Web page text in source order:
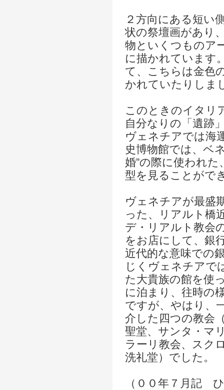
２方向にある短い
状の祭壇画があり
物といくつものア
に描かれています
て、こちらは金色
かれていたりしま
このときのイタリ
自分なりの「遺跡
ヴェネチアでは海
史博物館では、ベ
婚”の際に使われ
型を見ることがで
ヴェネチアが最盛
った、リアルト橋
デ・リアルト教会
をお店にして、銀
近代的な意味での
じくヴェネチアで
た大貴族の館を使
に泊まり、往時の
ですが、やはり、
介した四つの教会
聖堂、サンタ・マ
ラーリ教会、スク
洗礼堂）でした。
（００年７月記